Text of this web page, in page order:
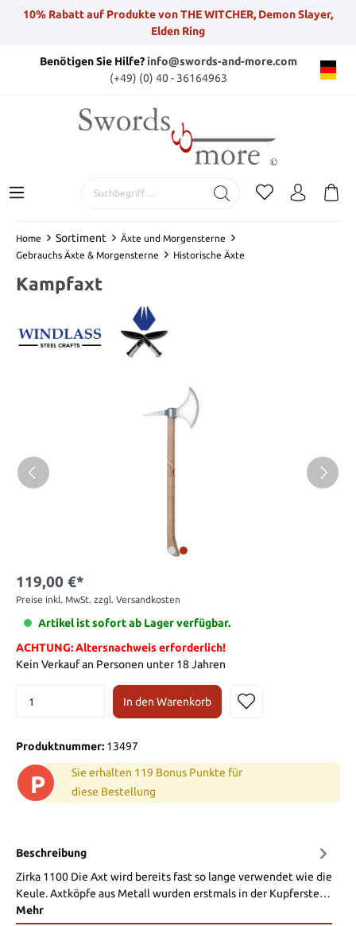
10% Rabatt auf Produkte von THE WITCHER, Demon Slayer,
Elden Ring
Benötigen Sie Hilfe?info@swords-and-more.com
(+49) (0) 40 - 36164963
Home Sortiment
Äxte und Morgensterne
Gebrauchs Äxte & Morgensterne
Historische Äxte
Kampfaxt
119,00 €*
Preise inkl. MwSt. zzgl. Versandkosten
Artikel ist sofort ab Lager verfügbar.
ACHTUNG: Altersnachweis erforderlich!
Kein Verkauf an Personen unter 18 Jahren
In den Warenkorb
Produktnummer: 13497
P
Sie erhalten 119 Bonus Punkte für
diese Bestellung
Beschreibung
Zirka 1100 Die Axt wird bereits fast so lange verwendet wie die
Keule. Axtköpfe aus Metall wurden erstmals in der Kupferste…
Mehr